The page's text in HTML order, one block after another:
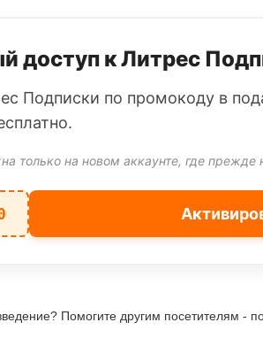
доступ к Литрес
Подписки по промокоду в
только на новом аккаунте, где прежде
Помогите другим посетителям -